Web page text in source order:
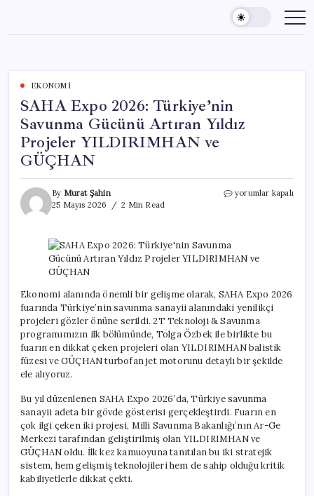
content
EKONOMI
SAHA Expo 2026: Türkiye’nin
Savunma Gücünü Artıran Yıldız
Projeler YILDIRIMHAN ve
GÜÇHAN
By Murat Şahin
25 Mayıs 2026
2 Min Read
SAHA
Artıran
YILDIRIMHAN
ve
GÜÇHAN
için
yorumlar kapalı
Ekonomi alanında önemli bir gelişme olarak, SAHA Expo 2026
fuarında Türkiye’nin savunma sanayii alanındaki yenilikçi
projeleri gözler önüne serildi. 2T Teknoloji & Savunma
programımızın ilk bölümünde, Tolga Özbek ile birlikte bu
fuarın en dikkat çeken projeleri olan YILDIRIMHAN balistik
füzesi ve GÜÇHAN turbofan jet motorunu detaylı bir şekilde
ele alıyoruz.
Bu yıl düzenlenen SAHA Expo 2026’da, Türkiye savunma
sanayii adeta bir gövde gösterisi gerçekleştirdi. Fuarın en
çok ilgi çeken iki projesi, Milli Savunma Bakanlığı’nın Ar-Ge
Merkezi tarafından geliştirilmiş olan YILDIRIMHAN ve
GÜÇHAN oldu. İlk kez kamuoyuna tanıtılan bu iki stratejik
sistem, hem gelişmiş teknolojileri hem de sahip olduğu kritik
kabiliyetlerle dikkat çekti.